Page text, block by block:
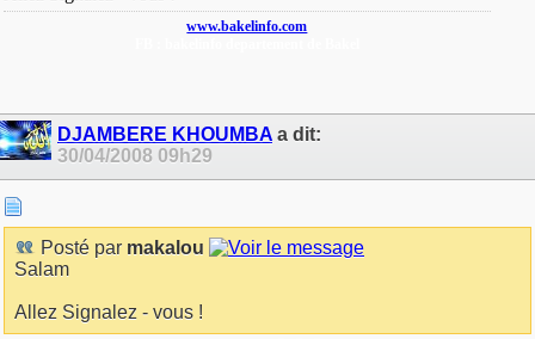
www.bakelinfo.com
DJAMBERE KHOUMBA a dit:
30/04/2008 09h29
Posté par makalou
Salam
Allez Signalez - vous !